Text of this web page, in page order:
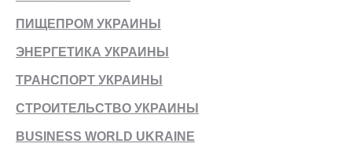
ПИЩЕПРОМ УКРАИНЫ
ЭНЕРГЕТИКА УКРАИНЫ
ТРАНСПОРТ УКРАИНЫ
СТРОИТЕЛЬСТВО УКРАИНЫ
BUSINESS WORLD UKRAINE